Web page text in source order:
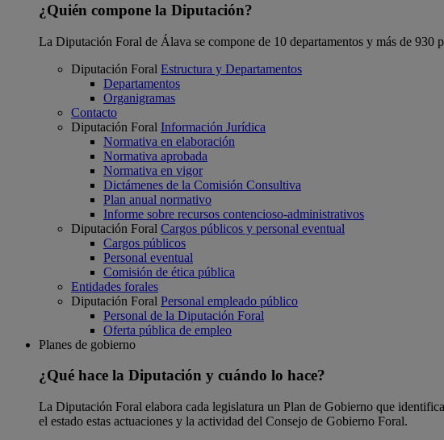
¿Quién compone la Diputación?
La Diputación Foral de Álava se compone de 10 departamentos y más de 930
Diputación Foral Estructura y Departamentos
Departamentos
Organigramas
Contacto
Diputación Foral Información Jurídica
Normativa en elaboración
Normativa aprobada
Normativa en vigor
Dictámenes de la Comisión Consultiva
Plan anual normativo
Informe sobre recursos contencioso-administrativos
Diputación Foral Cargos públicos y personal eventual
Cargos públicos
Personal eventual
Comisión de ética pública
Entidades forales
Diputación Foral Personal empleado público
Personal de la Diputación Foral
Oferta pública de empleo
Planes de gobierno
¿Qué hace la Diputación y cuándo lo hace?
La Diputación Foral elabora cada legislatura un Plan de Gobierno que
el estado estas actuaciones y la actividad del Consejo de Gobierno Foral.